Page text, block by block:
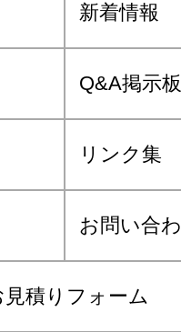
新着情報
Q&A掲示板
リンク集
お問い合
見積りフォーム